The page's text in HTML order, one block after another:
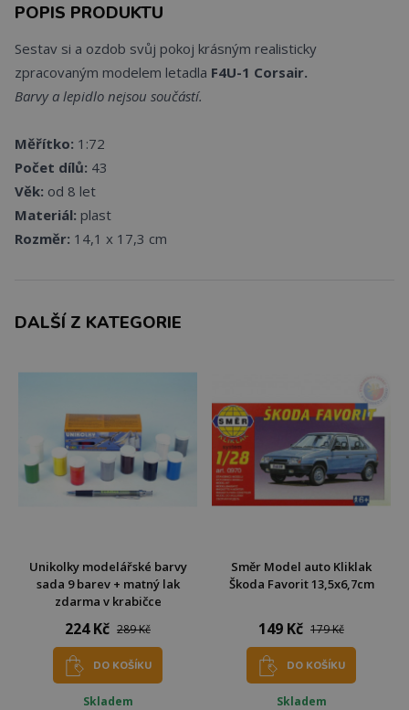
POPIS PRODUKTU
Sestav si a ozdob svůj pokoj krásným realisticky
zpracovaným modelem letadla F4U-1 Corsair.
Barvy a lepidlo nejsou součástí.
Měřítko: 1:72
Počet dílů: 43
Věk: od 8 let
Materiál: plast
Rozměr: 14,1 x 17,3 cm
DALŠÍ Z KATEGORIE
Unikolky modelářské barvy
sada 9 barev + matný lak
zdarma v krabičce
224 Kč 289 Kč
DO KOŠÍKU
Skladem
Směr Model auto Kliklak
Škoda Favorit 13,5x6,7cm
149 Kč 179 Kč
DO KOŠÍKU
Skladem